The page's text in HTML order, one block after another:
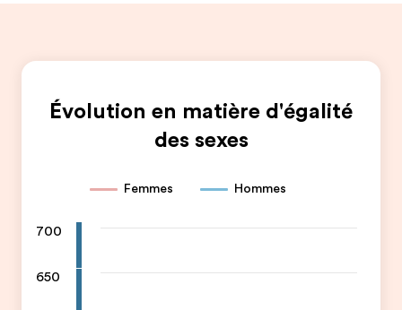
Évolution en matière d'égalité
des sexes
Femmes Hommes
700
650